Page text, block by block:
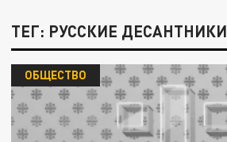
ТЕГ: РУССКИЕ ДЕСАНТНИКИ
ОБЩЕСТВО